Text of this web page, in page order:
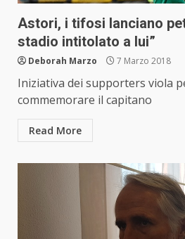
Astori, i tifosi lanciano
stadio intitolato a lui”
Deborah Marzo 7 Marzo 2018
Iniziativa dei supporters viola
commemorare il capitano
Read More